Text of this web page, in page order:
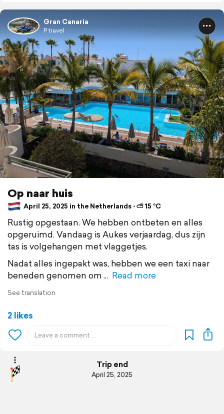
Gran Canaria
P travel
Op naar huis
April 25, 2025 in the Netherlands ⋅ ⛅ 15 °C
Rustig opgestaan. We hebben ontbeten en alles
opgeruimd. Vandaag is Aukes verjaardag, dus zijn
tas is volgehangen met vlaggetjes.
Nadat alles ingepakt was, hebben we een taxi naar
beneden genomen om
Read more
See translation
2 likes
Trip end
April 25, 2025